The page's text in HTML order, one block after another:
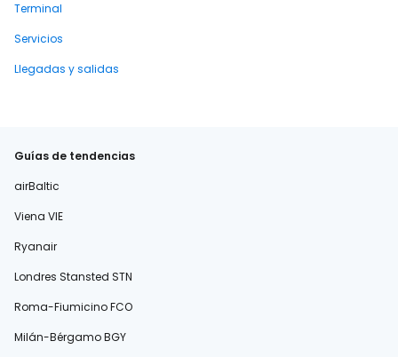
Terminal
Servicios
Llegadas y salidas
Guías de tendencias
airBaltic
Viena VIE
Ryanair
Londres Stansted STN
Roma-Fiumicino FCO
Milán-Bérgamo BGY